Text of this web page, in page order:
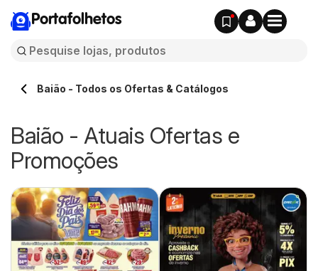
Portafolhetos
Baião - Todos os Ofertas & Catálogos
Baião - Atuais Ofertas e
Promoções